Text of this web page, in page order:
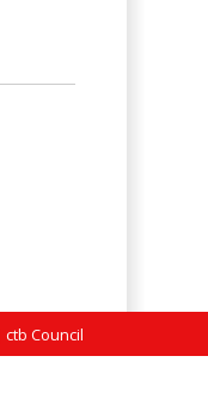
ctb Council